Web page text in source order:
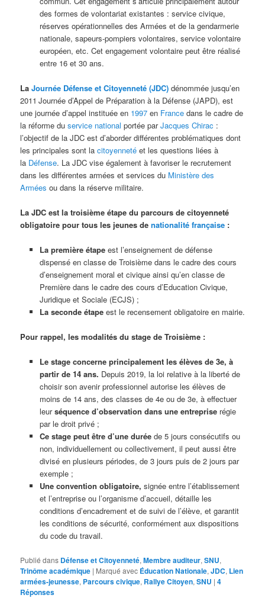
des formes de volontariat existantes : service civique,
réserves opérationnelles des Armées et de la gendarmerie
nationale, sapeurs-pompiers volontaires, service volontaire
européen, etc. Cet engagement volontaire peut être réalisé
entre 16 et 30 ans.
LaJournée Défense et Citoyenneté (JDC) dénommée jusqu’en
2011 Journée d’Appel de Préparation à la Défense (JAPD), est
une journée d’appel instituée en 1997 en France dans le cadre de
la réforme duservice national portée parJacques Chirac :
l’objectif de la JDC est d’aborder différentes problématiques dont
les principales sont lacitoyenneté et les questions liées à
la Défense. La JDC vise également à favoriser le recrutement
dans les différentes armées et services du Ministère des
Armées ou dans la réserve militaire.
La JDC est la troisième étape du parcours de citoyenneté
obligatoire pour tous les jeunes denationalité française :
La première étapeest l’enseignement de défense
dispensé en classe de Troisième dans le cadre des cours
d’enseignement moral et civique ainsi qu’en classe de
Première dans le cadre des cours d’Education Civique,
Juridique et Sociale (ECJS) ;
La seconde étapeest le recensement obligatoire en mairie.
Pour rappel, les modalités du stage de Troisième :
Le stage concerne principalement les élèves de 3e, à
partir de 14 ans. Depuis 2019, la loi relative à la liberté de
choisir son avenir professionnel autorise les élèves de
moins de 14 ans, des classes de 4e ou de 3e, à effectuer
leurséquence d’observation dans une entrepriserégie
par le droit privé ;
Ce stage peut être d’une durée de 5 jours consécutifs ou
non, individuellement ou collectivement, il peut aussi être
divisé en plusieurs périodes, de 3 jours puis de 2 jours par
exemple ;
Une convention obligatoire, signée entre l’établissement
et l’entreprise ou l’organisme d’accueil, détaille les
conditions d’encadrement et de suivi de l’élève, et garantit
les conditions de sécurité, conformément aux dispositions
du code du travail.
Publié dans Défense et Citoyenneté,Membre auditeur,SNU,
Trinôme académique | Marqué avec Éducation Nationale,JDC, Lien
armées-jeunesse, Parcours civique, Rallye Citoyen,SNU |4
Réponses